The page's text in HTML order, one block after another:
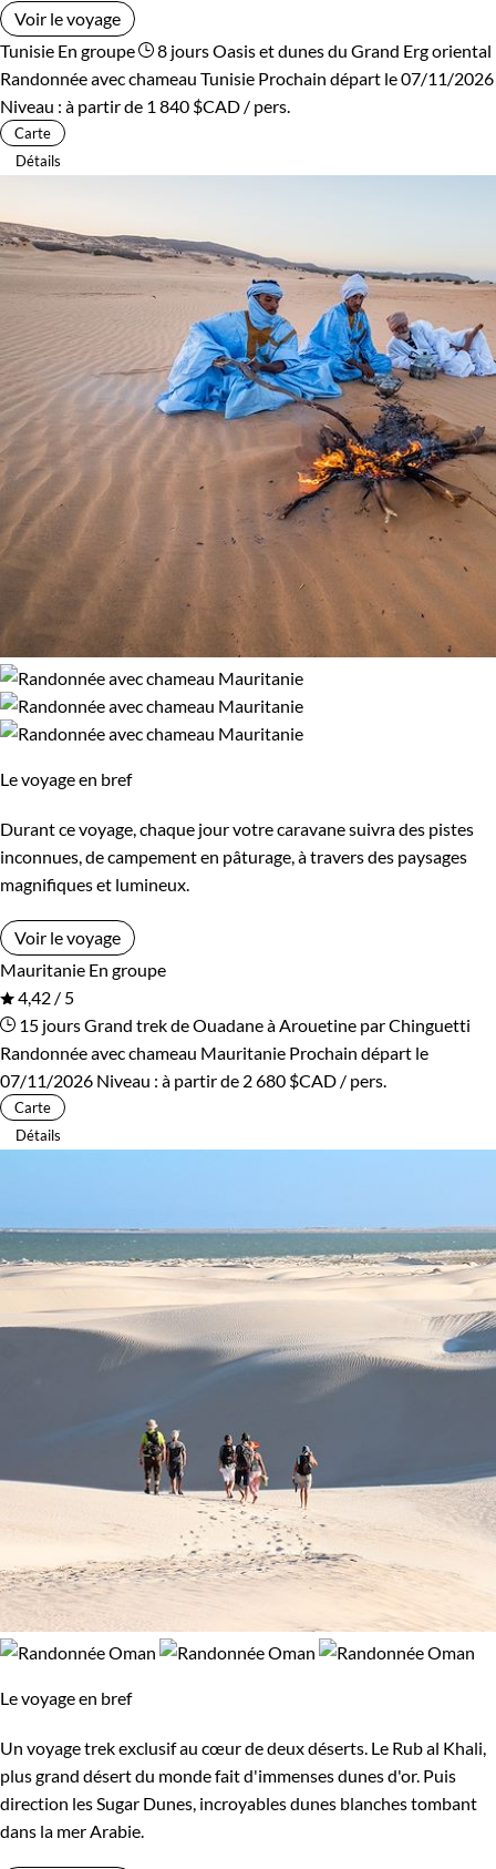
Voir le voyage
Tunisie En groupe 8 joursOasis et dunes du Grand Erg oriental
Randonnée avec chameau Tunisie Prochain départ le 07/11/2026
Niveau : à partir de 1 840 $CAD / pers.
Carte
Détails
Le voyage en bref
Durant ce voyage, chaque jour votre caravane suivra des pistes
inconnues, de campement en pâturage, à travers des paysages
magnifiques et lumineux.
Voir le voyage
Mauritanie En groupe
4,42 / 5
15 joursGrand trek de Ouadane à Arouetine par Chinguetti
Randonnée avec chameau Mauritanie Prochain départ le
07/11/2026 Niveau : à partir de 2 680 $CAD / pers.
Carte
Détails
Le voyage en bref
Un voyage trek exclusif au cœur de deux déserts. Le Rub al Khali,
plus grand désert du monde fait d'immenses dunes d'or. Puis
direction les Sugar Dunes, incroyables dunes blanches tombant
dans la mer Arabie.